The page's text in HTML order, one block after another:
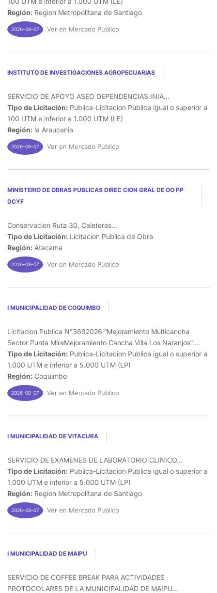
Región: Region Metropolitana de Santiago
2026-08-07 Ver en Mercado Publico
INSTITUTO DE INVESTIGACIONES AGROPECUARIAS
SERVICIO DE APOYO ASEO DEPENDENCIAS INIA...
Tipo de Licitación: Publica-Licitacion Publica igual o superior a
100 UTM e inferior a 1.000 UTM (LE)
Región: la Araucania
2026-08-07 Ver en Mercado Publico
MINISTERIO DE OBRAS PUBLICAS DIREC CION GRAL DE OO PP
DCYF
Conservacion Ruta 30, Caleteras...
Tipo de Licitación: Licitacion Publica de Obra
Región: Atacama
2026-08-07 Ver en Mercado Publico
I MUNICIPALIDAD DE COQUIMBO
Licitacion Publica N°3692026 “Mejoramiento Multicancha
Sector Punta MiraMejoramiento Cancha Villa Los Naranjos”....
Tipo de Licitación: Publica-Licitacion Publica igual o superior a
1.000 UTM e inferior a 5.000 UTM (LP)
Región: Coquimbo
2026-08-07 Ver en Mercado Publico
I MUNICIPALIDAD DE VITACURA
SERVICIO DE EXAMENES DE LABORATORIO CLINICO...
Tipo de Licitación: Publica-Licitacion Publica igual o superior a
1.000 UTM e inferior a 5.000 UTM (LP)
Región: Region Metropolitana de Santiago
2026-08-07 Ver en Mercado Publico
I MUNICIPALIDAD DE MAIPU
SERVICIO DE COFFEE BREAK PARA ACTIVIDADES
PROTOCOLARES DE LA MUNICIPALIDAD DE MAIPU...